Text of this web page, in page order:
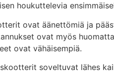
houkuttelevia
ovat äänettömiä ja
ovat myös
ovat vähäisempiä.
soveltuvat lähes